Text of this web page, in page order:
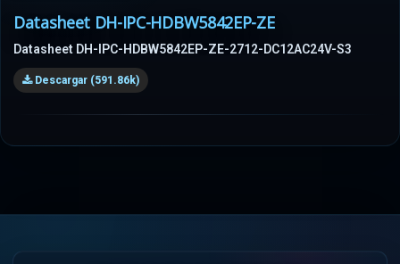
Datasheet DH-IPC-HDBW5842EP-ZE
Datasheet DH-IPC-HDBW5842EP-ZE-2712-DC12AC24V-S3
Descargar (591.86k)